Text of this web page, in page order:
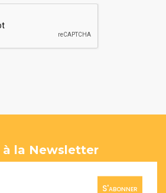
à la Newsletter
S'abonner